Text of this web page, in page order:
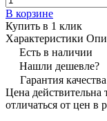
В корзине
Купить в 1 клик
Характеристики
Есть в наличии
Нашли дешевле?
Гарантия качества
Цена действительна
отличаться от цен в